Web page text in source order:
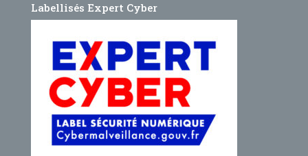
Labellisés Expert Cyber